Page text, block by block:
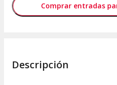
Comprar entradas
Descripción